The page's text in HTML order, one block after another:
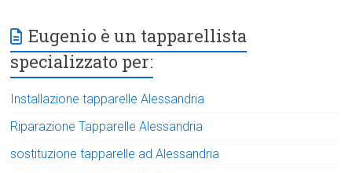
Eugenio è un tapparellista
specializzato per:
Installazione tapparelle Alessandria
Riparazione Tapparelle Alessandria
sostituzione tapparelle ad Alessandria